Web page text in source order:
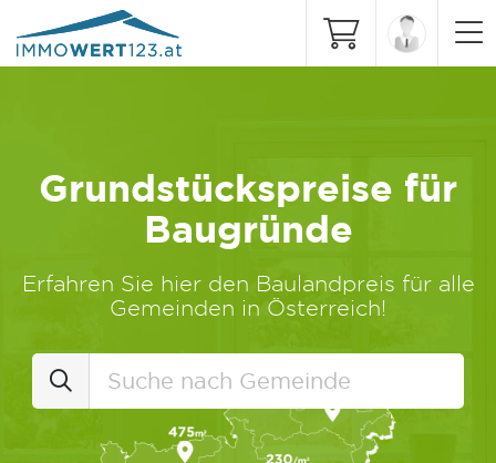
Grundstückspreise für
Baugründe
Erfahren Sie hier den Baulandpreis für alle
Gemeinden in Österreich!